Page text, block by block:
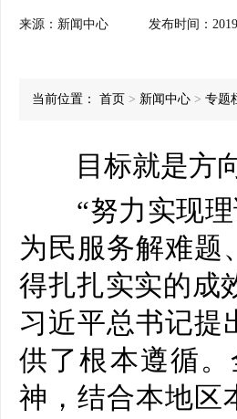
来源： 新闻中心 发布时间：
当前位置： 首页 > 新闻中心 > 专题
目标就是方向
“努力实现理
为民服务解难题
得扎扎实实的成
习近平总书记提
供了根本遵循
神，结合本地区